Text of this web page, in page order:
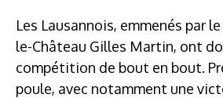
Les Lausannois, emmenés par
le-Château Gilles Martin, ont
compétition de bout en bout.
poule, avec notamment une